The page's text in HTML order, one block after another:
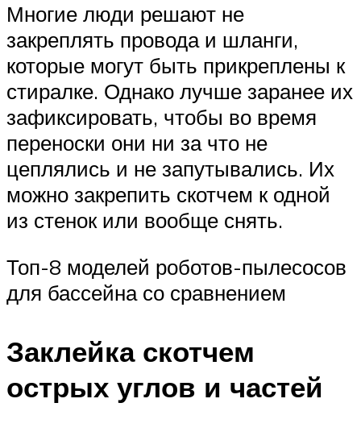
Многие люди решают не
закреплять провода и шланги,
которые могут быть прикреплены к
стиралке. Однако лучше заранее их
зафиксировать, чтобы во время
переноски они ни за что не
цеплялись и не запутывались. Их
можно закрепить скотчем к одной
из стенок или вообще снять.
Топ-8 моделей роботов-пылесосов
для бассейна со сравнением
Заклейка скотчем
острых углов и частей